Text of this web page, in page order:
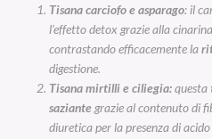
Tisana carciofo e asparago: il
l’effetto detox grazie alla
contrastando efficacemente la
digestione.
Tisana mirtilli e ciliegia:questa
saziantegrazie al contenuto di
diuretica per la presenza di